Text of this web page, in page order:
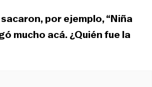
por ejemplo, “Niña
mucho acá. ¿Quién fue la